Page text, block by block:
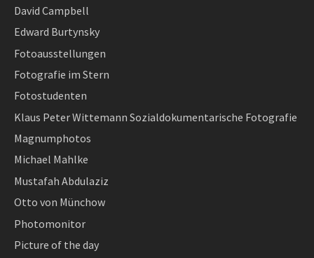
David Campbell
Edward Burtynsky
Fotoausstellungen
Fotografie im Stern
Fotostudenten
Klaus Peter Wittemann Sozialdokumentarische Fotografie
Magnumphotos
Michael Mahlke
Mustafah Abdulaziz
Otto von Münchow
Photomonitor
Picture of the day